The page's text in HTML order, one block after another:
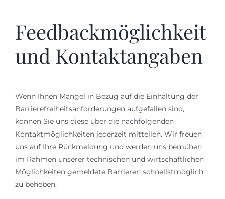
Feedbackmöglichkeit
und Kontaktangaben
Wenn Ihnen Mängel in Bezug auf die Einhaltung der
Barrierefreiheitsanforderungen aufgefallen sind,
können Sie uns diese über die nachfolgenden
Kontaktmöglichkeiten jederzeit mitteilen. Wir freuen
uns auf Ihre Rückmeldung und werden uns bemühen
im Rahmen unserer technischen und wirtschaftlichen
Möglichkeiten gemeldete Barrieren schnellstmöglich
zu beheben.